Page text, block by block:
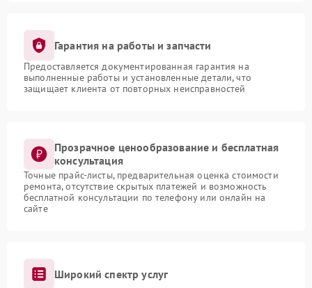
Гарантия на работы и запчасти
Предоставляется документированная гарантия на
выполненные работы и установленные детали, что
защищает клиента от повторных неисправностей
Прозрачное ценообразование и бесплатная
консультация
Точные прайс-листы, предварительная оценка стоимости
ремонта, отсутствие скрытых платежей и возможность
бесплатной консультации по телефону или онлайн на
сайте
Широкий спектр услуг